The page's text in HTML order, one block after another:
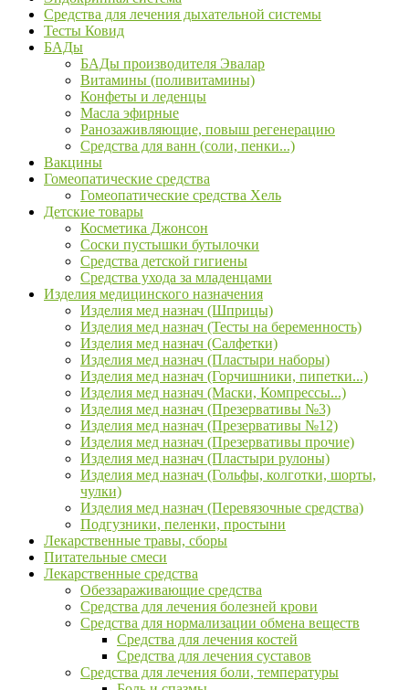
Средства для лечения дыхательной системы
Тесты Ковид
БАДы
БАДы производителя Эвалар
Витамины (поливитамины)
Конфеты и леденцы
Масла эфирные
Ранозаживляющие, повыш регенерацию
Средства для ванн (соли, пенки...)
Вакцины
Гомеопатические средства
Гомеопатические средства Хель
Детские товары
Косметика Джонсон
Соски пустышки бутылочки
Средства детской гигиены
Средства ухода за младенцами
Изделия медицинского назначения
Изделия мед назнач (Шприцы)
Изделия мед назнач (Тесты на беременность)
Изделия мед назнач (Салфетки)
Изделия мед назнач (Пластыри наборы)
Изделия мед назнач (Горчишники, пипетки...)
Изделия мед назнач (Маски, Компрессы...)
Изделия мед назнач (Презервативы №3)
Изделия мед назнач (Презервативы №12)
Изделия мед назнач (Презервативы прочие)
Изделия мед назнач (Пластыри рулоны)
Изделия мед назнач (Гольфы, колготки, шорты,
чулки)
Изделия мед назнач (Перевязочные средства)
Подгузники, пеленки, простыни
Лекарственные травы, сборы
Питательные смеси
Лекарственные средства
Обеззараживающие средства
Средства для лечения болезней крови
Средства для нормализации обмена веществ
Средства для лечения костей
Средства для лечения суставов
Средства для лечения боли, температуры